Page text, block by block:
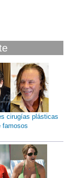
cirugías plásticas
famosos